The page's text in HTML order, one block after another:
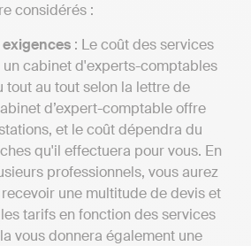
considérés :
: Le coût des services
cabinet d'experts-comptables
tout au tout selon la lettre de
d’expert-comptable offre
et le coût dépendra du
qu'il effectuera pour vous. En
professionnels, vous aurez
une multitude de devis et
tarifs en fonction des services
vous donnera également une